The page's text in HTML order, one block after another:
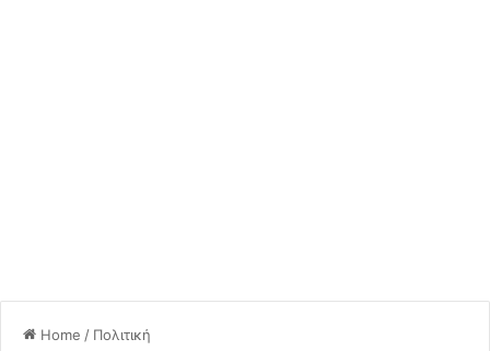
Home / Πολιτική